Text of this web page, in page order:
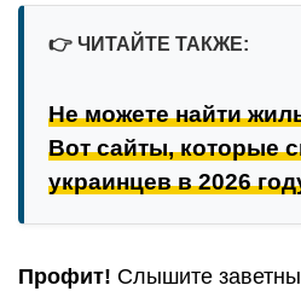
👉 ЧИТАЙТЕ ТАКЖЕ:
Не можете найти
Вот сайты, которые
украинцев в 2026
Профит! Слышите